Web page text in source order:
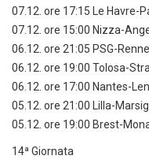
07.12. ore 17:15 Le Havre-
07.12. ore 15:00 Nizza-
06.12. ore 21:05 PSG-
06.12. ore 19:00 Tolosa-
06.12. ore 17:00 Nantes-
05.12. ore 21:00 Lilla-
05.12. ore 19:00 Brest-
14ª Giornata